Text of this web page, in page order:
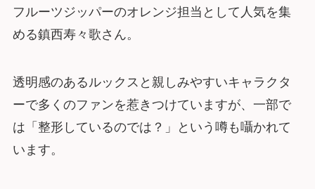
フルーツジッパーのオレンジ担当として人気を集
める鎮西寿々歌さん。
透明感のあるルックスと親しみやすいキャラクタ
ーで多くのファンを惹きつけていますが、一部で
は「整形しているのでは？」という噂も囁かれて
います。